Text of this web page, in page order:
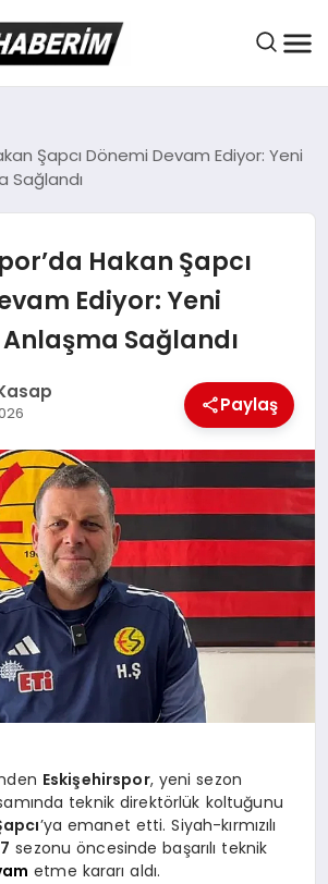
Şapcı Dönemi Devam Ediyor: Yeni
Sağlandı
Hakan Şapcı
Ediyor: Yeni
Anlaşma Sağlandı
Paylaş
Eskişehirspor, yeni sezon
teknik direktörlük koltuğunu
’ya emanet etti. Siyah-kırmızılı
sezonu öncesinde başarılı teknik
etme kararı aldı.